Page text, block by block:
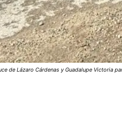
de Lázaro Cárdenas y Guadalupe Victoria